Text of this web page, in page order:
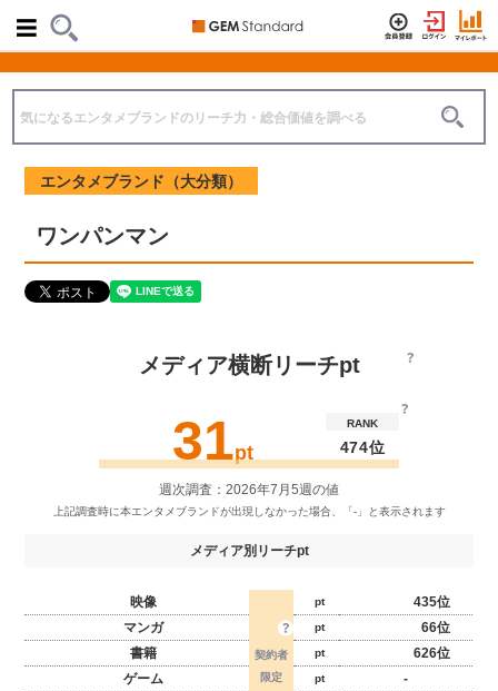
エンタメブランド（大分類）
ワンパンマン
メディア横断リーチpt
31pt
RANK
474位
週次調査：2026年7月5週の値
メディア別リーチpt
映像 pt
435位
マンガ
pt
66位
書籍
pt
626位
ゲーム
pt
-